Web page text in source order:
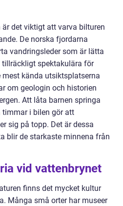
är det viktigt att varva bilturen
De norska fjordarna
vandringsleder som är lätta
spektakulära för
kända utsiktsplatserna
om geologin och historien
Att låta barnen springa
timmar i bilen gör att
sig på topp. Det är dessa
blir de starkaste minnena från
vid vattenbrynet
finns det mycket kultur
Många små orter har museer